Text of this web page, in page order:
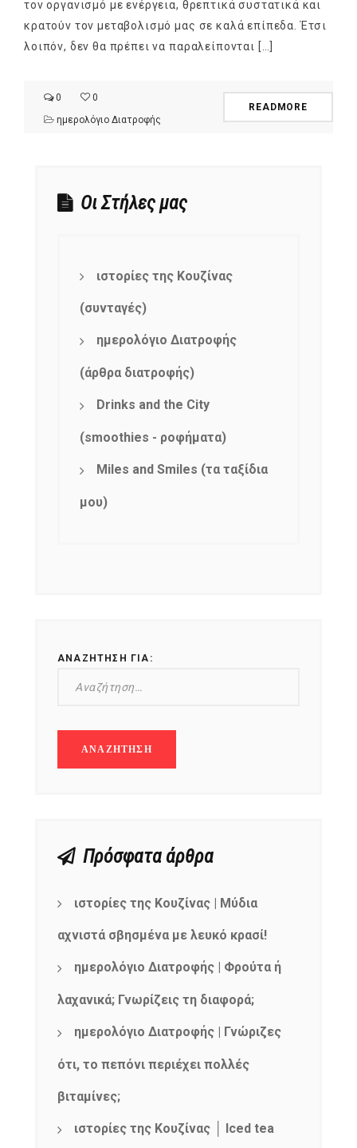
τον οργανισμό με ενέργεια, θρεπτικά συστατικά και
κρατούν τον μεταβολισμό μας σε καλά επίπεδα. Έτσι
λοιπόν, δεν θα πρέπει να παραλείπονται […]
0
0
ημερολόγιο Διατροφής
READMORE
Οι Στήλες μας
ιστορίες της Κουζίνας
(συνταγές)
ημερολόγιο Διατροφής
(άρθρα διατροφής)
Drinks and the City
(smoothies - ροφήματα)
Miles and Smiles (τα ταξίδια
μου)
ΑΝΑΖΉΤΗΣΗ ΓΙΑ:
Πρόσφατα άρθρα
ιστορίες της Κουζίνας | Μύδια
αχνιστά σβησμένα με λευκό κρασί!
ημερολόγιο Διατροφής | Φρούτα ή
λαχανικά; Γνωρίζεις τη διαφορά;
ημερολόγιο Διατροφής | Γνώριζες
ότι, το πεπόνι περιέχει πολλές
βιταμίνες;
ιστορίες της Κουζίνας │ Iced tea